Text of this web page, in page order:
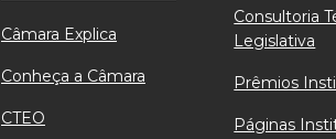
Câmara Explica
Conheça a Câmara
CTEO
Consultoria
Legislativa
Prêmios
Páginas